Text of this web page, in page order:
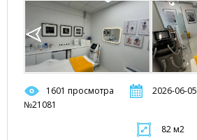
1601 просмотра
2026-06-
№21081
82 м2